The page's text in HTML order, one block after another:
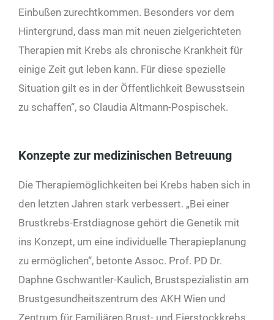
Einbußen zurechtkommen. Besonders vor dem
Hintergrund, dass man mit neuen zielgerichteten
Therapien mit Krebs als chronische Krankheit für
einige Zeit gut leben kann. Für diese spezielle
Situation gilt es in der Öffentlichkeit Bewusstsein
zu schaffen“, so Claudia Altmann-Pospischek.
Konzepte zur medizinischen Betreuung
Die Therapiemöglichkeiten bei Krebs haben sich in
den letzten Jahren stark verbessert. „Bei einer
Brustkrebs-Erstdiagnose gehört die Genetik mit
ins Konzept, um eine individuelle Therapieplanung
zu ermöglichen“, betonte Assoc. Prof. PD Dr.
Daphne Gschwantler-Kaulich, Brustspezialistin am
Brustgesundheitszentrum des AKH Wien und
Zentrum für Familiären Brust- und Eierstockkrebs